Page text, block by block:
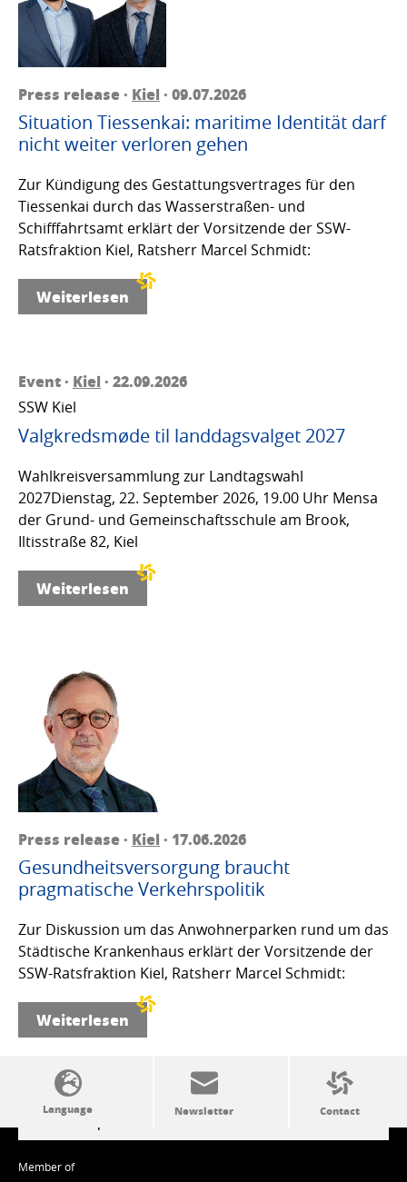
Press release · Kiel · 09.07.2026
Situation Tiessenkai: maritime Identität darf
nicht weiter verloren gehen
Zur Kündigung des Gestattungsvertrages für den
Tiessenkai durch das Wasserstraßen- und
Schifffahrtsamt erklärt der Vorsitzende der SSW-
Ratsfraktion Kiel, Ratsherr Marcel Schmidt:
Weiterlesen
Event · Kiel · 22.09.2026
SSW Kiel
Valgkredsmøde til landdagsvalget 2027
Wahlkreisversammlung zur Landtagswahl
2027Dienstag, 22. September 2026, 19.00 Uhr Mensa
der Grund- und Gemeinschaftsschule am Brook,
Iltisstraße 82, Kiel
Weiterlesen
Press release · Kiel · 17.06.2026
Gesundheitsversorgung braucht
pragmatische Verkehrspolitik
Zur Diskussion um das Anwohnerparken rund um das
Städtische Krankenhaus erklärt der Vorsitzende der
SSW-Ratsfraktion Kiel, Ratsherr Marcel Schmidt:
Weiterlesen
SSW politics from A to Z
Member of